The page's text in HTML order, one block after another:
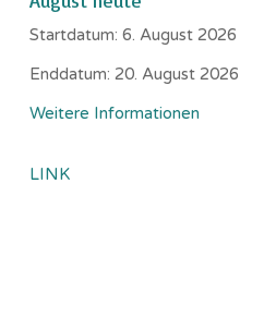
Startdatum: 6. August 2026
Enddatum: 20. August 2026
Weitere Informationen
LINK